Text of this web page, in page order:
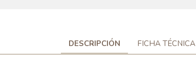
DESCRIPCIÓN FICHA TÉCNICA